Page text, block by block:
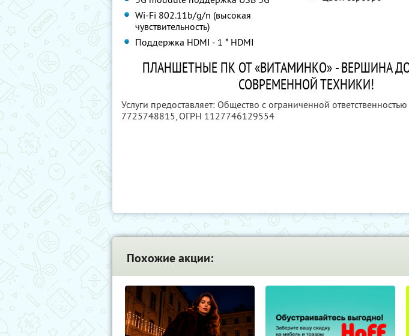
Wi-Fi 802.11b/g/n (высокая
чувствительность)
Поддержка HDMI - 1 * HDMI
ПЛАНШЕТНЫЕ ПК ОТ «ВИТАМИНКО» - ВЕРШИНА
СОВРЕМЕННОЙ ТЕХНИКИ!
Услуги предоставляет: Общество с ограниченной
7725748815, ОГРН 1127746129554
Похожие акции: